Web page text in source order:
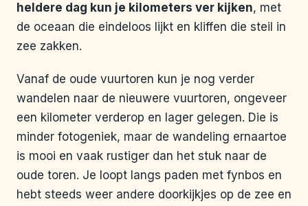
heldere dag kun je kilometers ver kijken, met
de oceaan die eindeloos lijkt en kliffen die steil in
zee zakken.
Vanaf de oude vuurtoren kun je nog verder
wandelen naar de nieuwere vuurtoren, ongeveer
een kilometer verderop en lager gelegen. Die is
minder fotogeniek, maar de wandeling ernaartoe
is mooi en vaak rustiger dan het stuk naar de
oude toren. Je loopt langs paden met fynbos en
hebt steeds weer andere doorkijkjes op de zee en